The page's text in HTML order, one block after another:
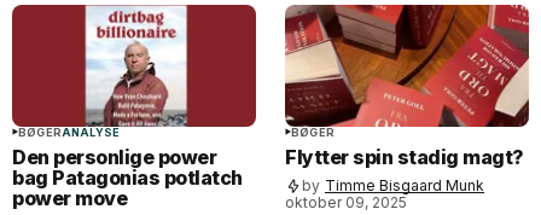
BØGERANALYSE
Den personlige power
bag Patagonias potlatch
power move
BØGER
Flytter spin stadig magt?
by Timme Bisgaard Munk
oktober 09, 2025